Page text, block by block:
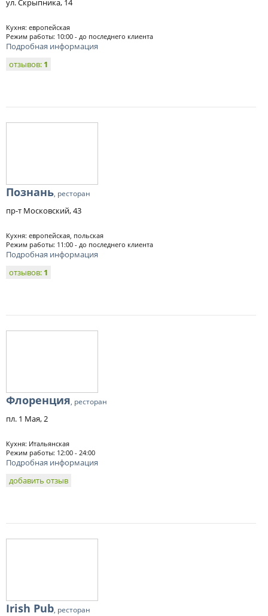
ул. Скрыпника, 14
Кухня: европейская
Режим работы: 10:00 - до последнего клиента
Подробная информация
отзывов: 1
Познань, ресторан
пр-т Московский, 43
Кухня: европейская, польская
Режим работы: 11:00 - до последнего клиента
Подробная информация
отзывов: 1
Флоренция, ресторан
пл. 1 Мая, 2
Кухня: Итальянская
Режим работы: 12:00 - 24:00
Подробная информация
добавить отзыв
Irish Pub, ресторан